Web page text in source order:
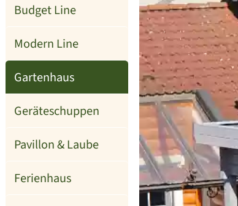
Budget Line
Modern Line
Gartenhaus
Geräteschuppen
Pavillon & Laube
Ferienhaus